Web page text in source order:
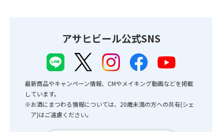
アサヒビール公式SNS
最新商品やキャンペーン情報、CMやメイキング動画などを掲載
しています。
※お酒にまつわる情報については、20歳未満の方への共有(シェ
ア)はご遠慮ください。